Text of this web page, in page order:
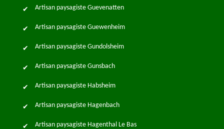
Artisan paysagiste Guevenatten
Artisan paysagiste Guewenheim
Artisan paysagiste Gundolsheim
Artisan paysagiste Gunsbach
Artisan paysagiste Habsheim
Artisan paysagiste Hagenbach
Artisan paysagiste Hagenthal Le Bas